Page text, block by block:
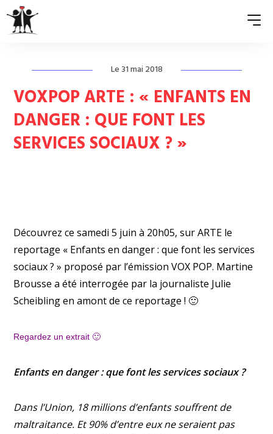
QUI SOMMES-NOUS ?
ASSOCIATIONS MEMBRES
NOS ACTIONS
Le 31 mai 2018
VOXPOP ARTE : « ENFANTS EN
DANGER : QUE FONT LES
SERVICES SOCIAUX ? »
Découvrez ce samedi 5 juin à 20h05, surARTE le
reportage « Enfants en danger : que font les services
sociaux ? » proposé par l’émission VOX POP. Martine
Brousse a été interrogée par la journaliste Julie
Scheibling en amont de ce reportage ! 🙂
Regardez un extrait 🙂
Enfants en danger : que font les services sociaux ?
Dans l’Union, 18 millions d’enfants souffrent de
maltraitance. Et 90% d’entre eux ne seraient pas